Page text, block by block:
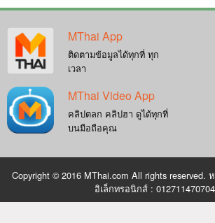
MThai App
ติดตามข้อมูลได้ทุกที่ ทุก
เวลา
MThai Video App
คลิปตลก คลิปฮา ดูได้ทุกที่
บนมือถือคุณ
Copyright © 2016 MThai.com All rights reserved.
อิเล็กทรอนิกส์ :